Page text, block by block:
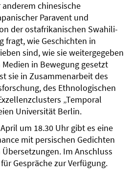
chinesische
Paravent und
der ostafrikanischen Swahili-
fragt, wie Geschichten in
sind, wie sie weitergegeben
in Bewegung gesetzt
sie in Zusammenarbeit des
des Ethnologischen
„Temporal
Universität Berlin.
um 18.30 Uhr gibt es eine
mit persischen Gedichten
Im Anschluss
Gespräche zur Verfügung.